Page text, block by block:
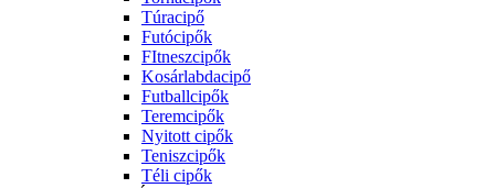
Túracipő
Futócipők
FItneszcipők
Kosárlabdacipő
Futballcipők
Teremcipők
Nyitott cipők
Teniszcipők
Téli cipők